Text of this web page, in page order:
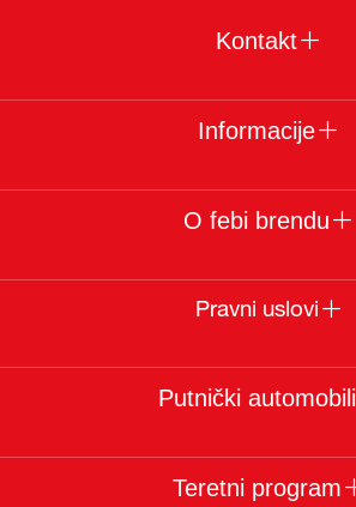
Kontakt
Informacije
O febi brendu
Pravni uslovi
Putnički automobili
Teretni program